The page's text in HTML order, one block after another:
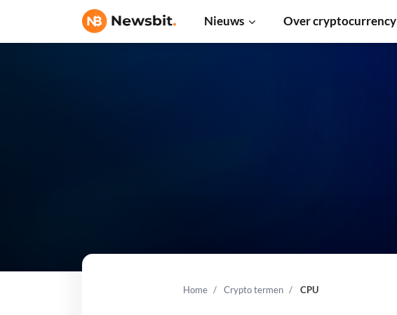
Nieuws Over cryptocurrency
Home Crypto termen CPU